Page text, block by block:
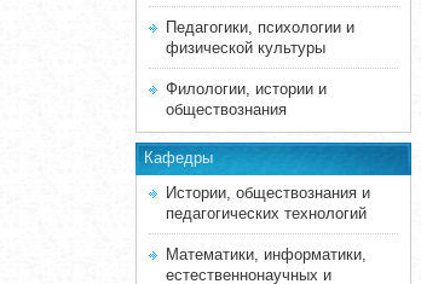
Педагогики, психологии и
физической культуры
Филологии, истории и
обществознания
Кафедры
Истории, обществознания и
педагогических технологий
Математики, информатики,
естественнонаучных и